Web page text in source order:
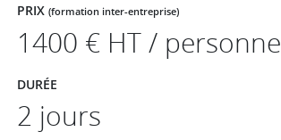
PRIX(formation inter-entreprise)
1400 € HT / personne
DURÉE
2 jours